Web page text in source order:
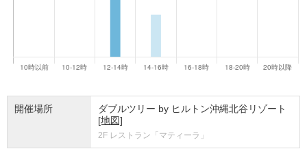
開催場所
ダブルツリー by ヒルトン沖縄北谷リゾート
[地図]
2F レストラン「マティーラ」